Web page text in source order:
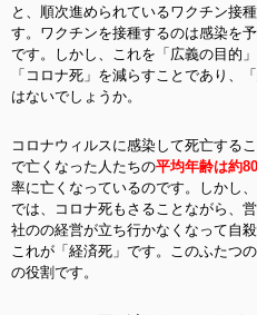
と、順次進められているワクチン接
す。ワクチンを接種するのは感染を
です。しかし、これを「広義の目的
「コロナ死」を減らすことであり、
はないでしょうか。
コロナウィルスに感染して死亡する
で亡くなった人たちの平均年齢は約
率に亡くなっているのです。しかし
では、コロナ死もさることながら、
社のの経営が立ち行かなくなって自
これが「経済死」です。このふたつ
の役割です。